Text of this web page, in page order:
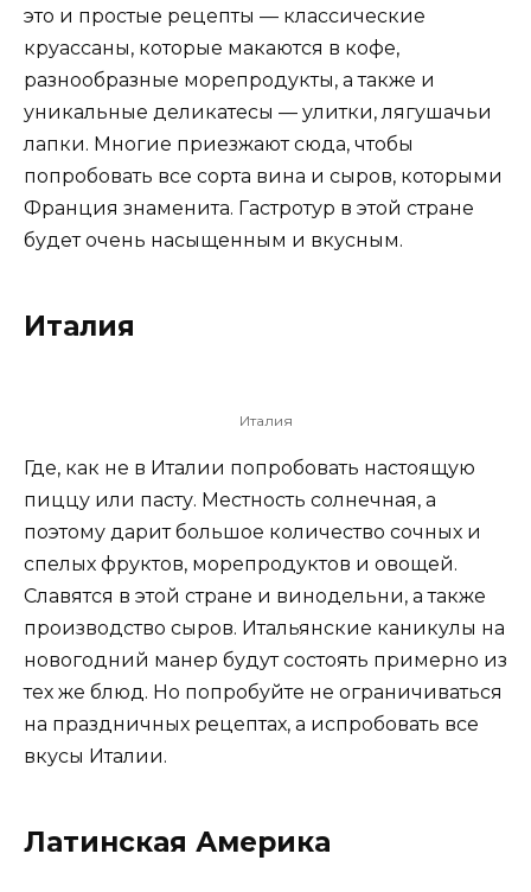
это и простые рецепты — классические
круассаны, которые макаются в кофе,
разнообразные морепродукты, а также и
уникальные деликатесы — улитки, лягушачьи
лапки. Многие приезжают сюда, чтобы
попробовать все сорта вина и сыров, которыми
Франция знаменита. Гастротур в этой стране
будет очень насыщенным и вкусным.
Италия
Италия
Где, как не в Италии попробовать настоящую
пиццу или пасту. Местность солнечная, а
поэтому дарит большое количество сочных и
спелых фруктов, морепродуктов и овощей.
Славятся в этой стране и винодельни, а также
производство сыров. Итальянские каникулы на
новогодний манер будут состоять примерно из
тех же блюд. Но попробуйте не ограничиваться
на праздничных рецептах, а испробовать все
вкусы Италии.
Латинская Америка